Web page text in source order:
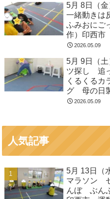
5月 8日（
一緒動き
ふみおに
作）印西
2026.05.09
5月 9日（
ツ探し 追
くるくるカ
グ 母の日
運動療育
2026.05.09
人気記事
5月 13日（
マラソン
んぼ ぶん